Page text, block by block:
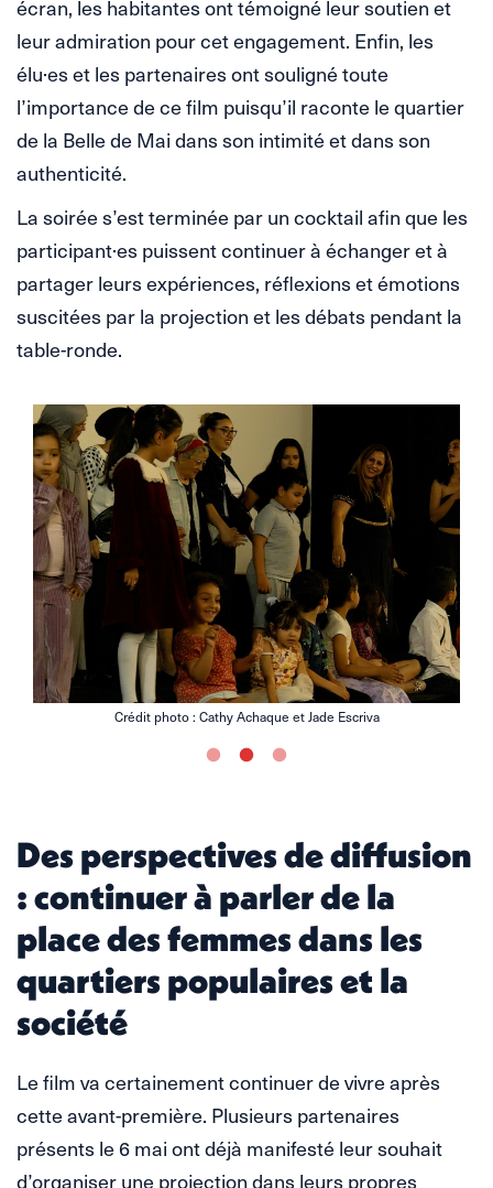
écran, les habitantes ont témoigné leur soutien et
leur admiration pour cet engagement. Enfin, les
élu·es et les partenaires ont souligné toute
l’importance de ce film puisqu’il raconte le quartier
de la Belle de Mai dans son intimité et dans son
authenticité.
La soirée s’est terminée par un cocktail afin que les
participant·es puissent continuer à échanger et à
partager leurs expériences, réflexions et émotions
suscitées par la projection et les débats pendant la
table-ronde.
Crédit photo : Cathy Achaque et Jade Escriva
Des perspectives de diffusion
: continuer à parler de la
place des femmes dans les
quartiers populaires et la
société
Le film va certainement continuer de vivre après
cette avant-première. Plusieurs partenaires
présents le 6 mai ont déjà manifesté leur souhait
d’organiser une projection dans leurs propres